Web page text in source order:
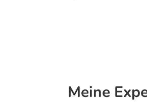
Meine